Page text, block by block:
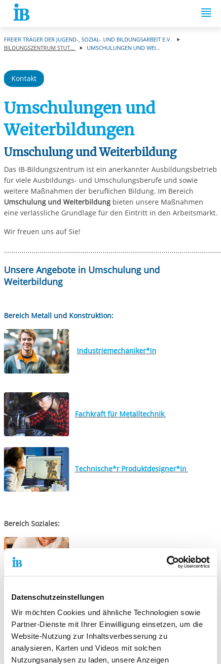
Datenschutzeinstellungen
Wir möchten Cookies und ähnliche Technologien sowie
Partner-Dienste mit Ihrer Einwilligung einsetzen, um die
Website-Nutzung zur Inhaltsverbesserung zu
analysieren, Karten und Videos mit solchen
Nutzungsanalysen zu laden, unsere Anzeigen
Springe zum Inhalt
FREIER TRÄGER DER JUGEND-, SOZIAL- UND BILDUNGSARBEIT E.V.
BILDUNGSZENTRUM STUT...
UMSCHULUNGEN UND WEI...
Kontakt
Umschulungen und
Weiterbildungen
Umschulung und Weiterbildung
Das IB-Bildungszentrum ist ein anerkannter Ausbildungsbetrieb
für viele Ausbildungs- und Umschulungsberufe und sowie
weitere Maßnahmen der beruflichen Bildung. Im Bereich
Umschulung und Weiterbildung bieten unsere Maßnahmen
eine verlässliche Grundlage für den Eintritt in den Arbeitsmarkt.
Wir freuen uns auf Sie!
Unsere Angebote in Umschulung und
Weiterbildung
Bereich Metall und Konstruktion:
Industriemechaniker*in
Fachkraft für Metalltechnik
Technische*r Produktdesigner*in
Bereich Soziales:
Teilqualifizierung